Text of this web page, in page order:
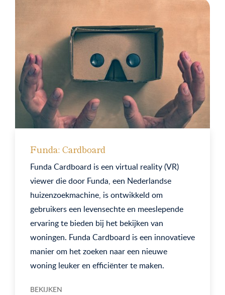
Funda: Cardboard
Funda Cardboard is een virtual reality (VR)
viewer die door Funda, een Nederlandse
huizenzoekmachine, is ontwikkeld om
gebruikers een levensechte en meeslepende
ervaring te bieden bij het bekijken van
woningen. Funda Cardboard is een innovatieve
manier om het zoeken naar een nieuwe
woning leuker en efficiënter te maken.
BEKIJKEN